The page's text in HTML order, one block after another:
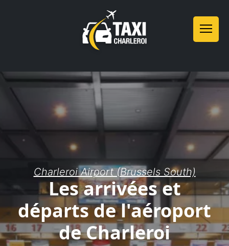
Charleroi Airport (Brussels South)
Les arrivées et
départs de l'aéroport
de Charleroi